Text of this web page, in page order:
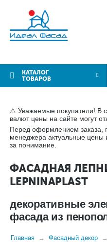
КАТАЛОГ
ТОВАРОВ
⚠ Уважаемые покупатели! В
валют цены на сайте могут
Перед оформлением заказа,
менеджера актуальные цены
за понимание.
ФАСАДНАЯ
LEPNINAPLAST
декоративные
фасада из
Главная
Фасадный декор